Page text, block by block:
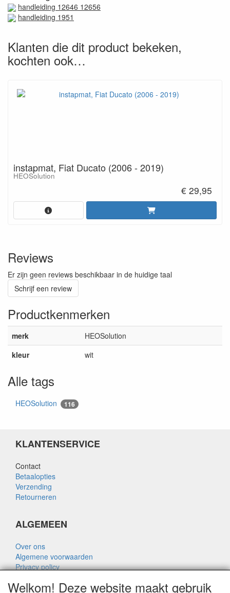
handleiding 12646 12656
handleiding 1951
Klanten die dit product bekeken,
kochten ook…
instapmat, Fiat Ducato (2006 - 2019)
HEOSolution
€ 29,95
Reviews
Er zijn geen reviews beschikbaar in de huidige taal
Schrijf een review
Productkenmerken
merk
HEOSolution
kleur
wit
Alle tags
HEOSolution 116
KLANTENSERVICE
Contact
Betaalopties
Verzending
Retourneren
ALGEMEEN
Over ons
Algemene voorwaarden
Privacy policy
Over Rik Thijssen
Welkom! Deze website maakt gebruik